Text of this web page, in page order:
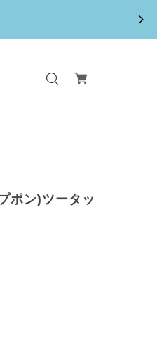
ン)ツータッ